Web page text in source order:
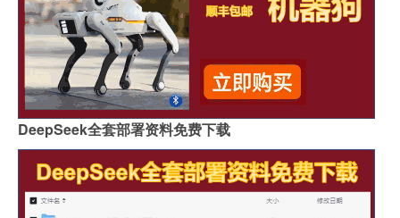
DeepSeek全套部署资料免费下载